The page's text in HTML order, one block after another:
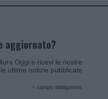
aggiornato?
Oggi e ricevi le nostre
ultime notizie pubblicate
* campo obbligatorio